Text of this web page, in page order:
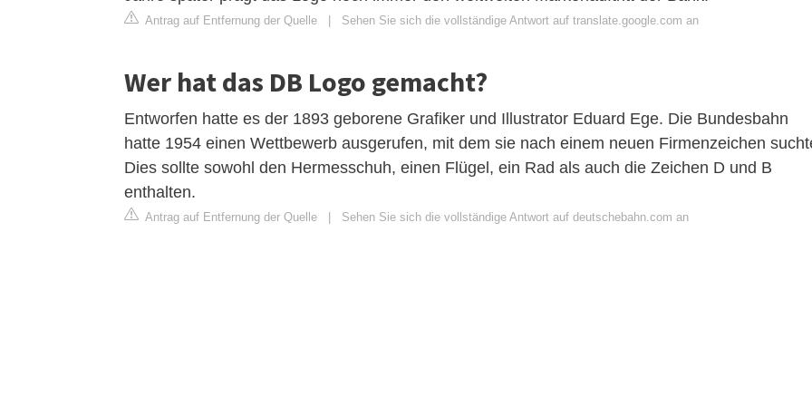
Antrag auf Entfernung der Quelle | Sehen Sie sich die vollständige Antwort auf translate.google.com an
Wer hat das DB Logo gemacht?
Entworfen hatte es der 1893 geborene Grafiker und Illustrator Eduard Ege. Die Bundesbahn
hatte 1954 einen Wettbewerb ausgerufen, mit dem sie nach einem neuen Firmenzeichen
Dies sollte sowohl den Hermesschuh, einen Flügel, ein Rad als auch die Zeichen D und B
enthalten.
Antrag auf Entfernung der Quelle | Sehen Sie sich die vollständige Antwort auf deutschebahn.com an